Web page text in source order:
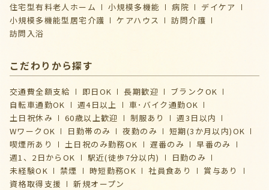
住宅型有料老人ホーム
小規模多機能 病院
デイケア
⼩規模多機能型居宅介護
ケアハウス
訪問介護
訪問入浴
こだわりから探す
交通費全額支給 即日OK 長期歓迎
ブランクOK
自転車通勤OK
週4日以上
車･バイク通勤OK
土日祝休み
60歳以上歓迎 制服あり
週3日以内
WワークOK
日勤帯のみ 夜勤のみ
短期(3か月以内)OK
喫煙所あり
土日祝のみ勤務OK 遅番のみ
早番のみ
週1、2日からOK
駅近(徒歩7分以内)
日勤のみ
未経験OK
禁煙 時短勤務OK 社員食あり
賞与あり
資格取得支援
新規オープン